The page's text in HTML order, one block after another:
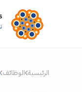
الرئيسية الوظائف